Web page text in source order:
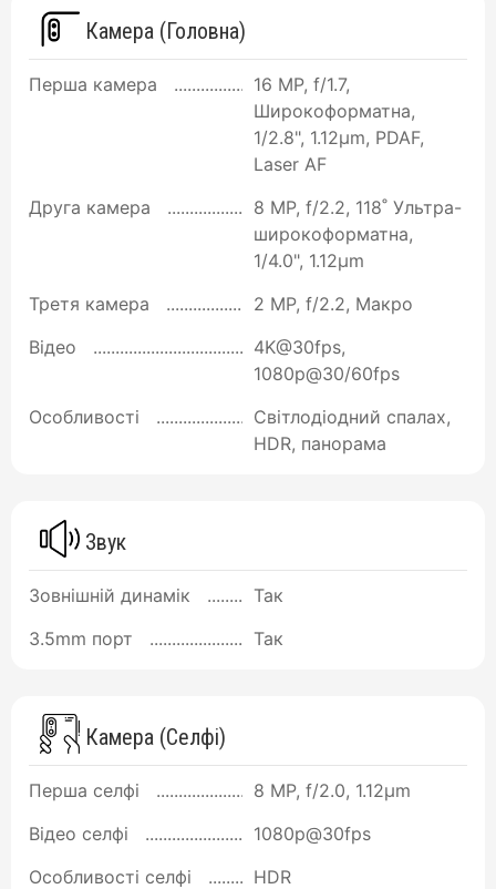
Камера (Головна)
Перша камера
16 MP, f/1.7,
Широкоформатна,
1/2.8", 1.12µm, PDAF,
Laser AF
Друга камера
8 MP, f/2.2, 118˚ Ультра-
широкоформатна,
1/4.0", 1.12µm
Третя камера
2 MP, f/2.2, Макро
Відео
4K@30fps,
1080p@30/60fps
Особливості
Світлодіодний спалах,
HDR, панорама
Звук
Зовнішній динамік
Так
3.5mm порт
Так
Камера (Селфі)
Перша селфі
8 MP, f/2.0, 1.12µm
Відео селфі
1080p@30fps
Особливості селфі
HDR